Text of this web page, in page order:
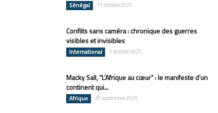
Sénégal 11 octobre 2025
Conflits sans caméra : chronique des guerres
visibles et invisibles
International 3 octobre 2025
Macky Sall, “L’Afrique au cœur” : le manifeste d’un
continent qui...
Afrique 29 septembre 2025